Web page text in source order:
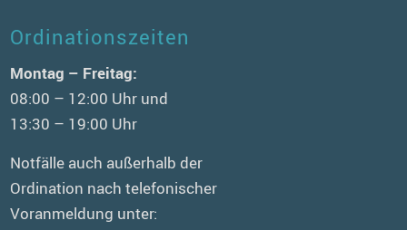
Ordinationszeiten
Montag – Freitag:
08:00 – 12:00 Uhr und
13:30 – 19:00 Uhr
Notfälle auch außerhalb der
Ordination nach telefonischer
Voranmeldung unter: